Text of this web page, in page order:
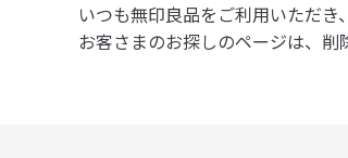
ト
ス
いつも無印良品をご利用いただき
お客さまのお探しのページは、削